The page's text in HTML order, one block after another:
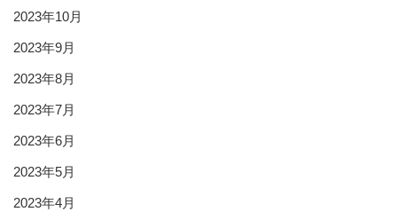
2023年10月
2023年9月
2023年8月
2023年7月
2023年6月
2023年5月
2023年4月